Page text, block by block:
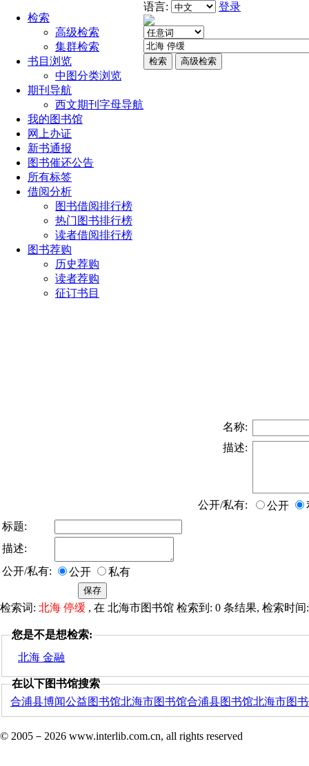
检索
高级检索
集群检索
书目浏览
中图分类浏览
期刊导航
西文期刊字母导航
我的图书馆
网上办证
新书通报
图书催还公告
所有标签
借阅分析
图书借阅排行榜
热门图书排行榜
读者借阅排行榜
图书荐购
历史荐购
读者荐购
征订书目
语言: 登录
名称:
描述:
公开/私有: 公开
标题:
描述:
公开/私有:
公开 私有
检索词: 北海 停缓 , 在 北海市图书馆 检索到: 0 条结果, 检索时间
您是不是想检索:
北海 金融
在以下图书馆搜索
合浦县博闻公益图书馆北海市图书馆合浦县图书馆北海市图
© 2005－ 2026 www.interlib.com.cn, all rights reserved